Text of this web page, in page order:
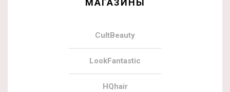
МАГАЗИНЫ
CultBeauty
LookFantastic
HQhair